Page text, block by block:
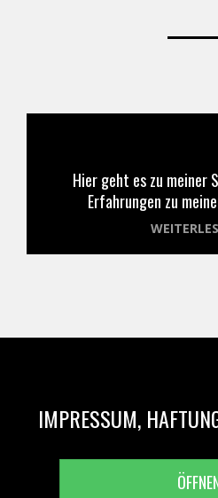
Hier geht es zu meiner
Erfahrungen zu
IMPRESSUM,